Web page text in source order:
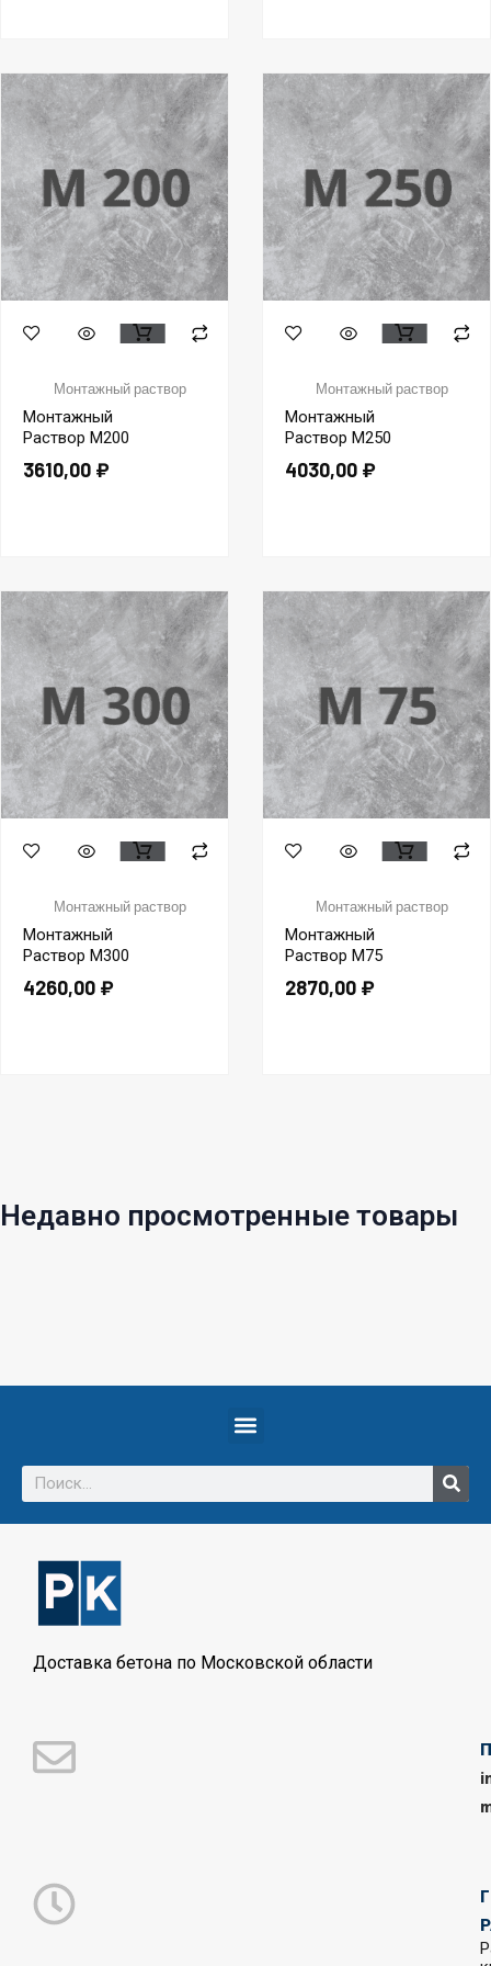
Монтажный раствор
Монтажный
Раствор М200
3610,00 ₽
Монтажный раствор
Монтажный
Раствор М250
4030,00 ₽
Монтажный раствор
Монтажный
Раствор М300
4260,00 ₽
Монтажный раствор
Монтажный
Раствор М75
2870,00 ₽
Недавно просмотренные товары
Доставка бетона по Московской области